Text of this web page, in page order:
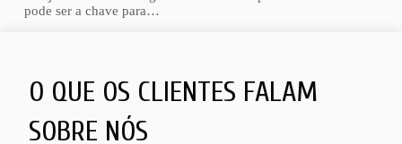
pode ser a chave para…
O QUE OS CLIENTES FALAM
SOBRE NÓS